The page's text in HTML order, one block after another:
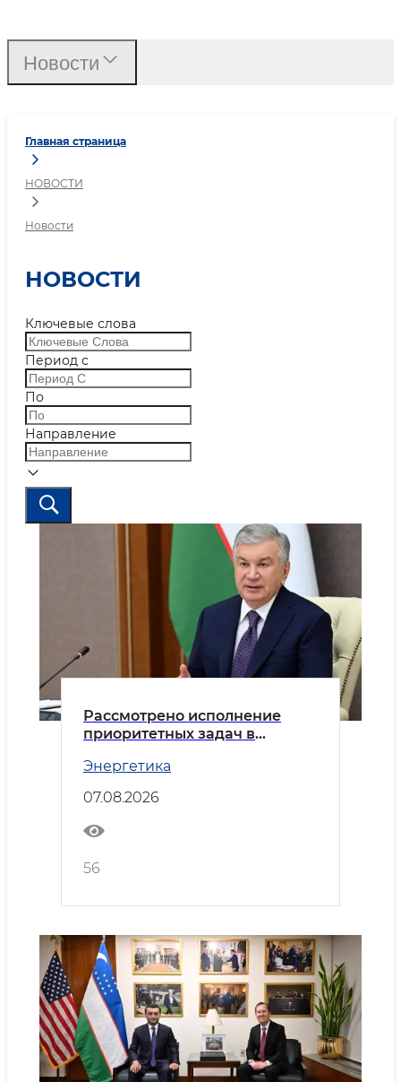
Главная страница
НОВОСТИ
Новости
НОВОСТИ
Ключевые слова
Период с
По
Направление
Рассмотрено исполнение
приоритетных задач в
Энергетика
07.08.2026
56
Новости